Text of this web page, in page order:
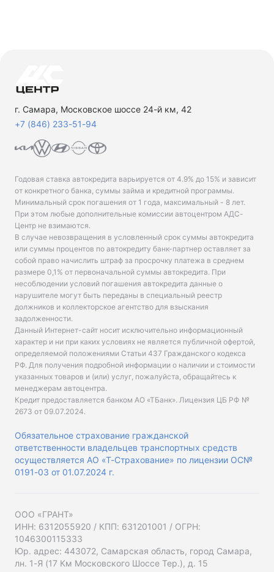
г. Самара, Московское шоссе 24-й км, 42
+7 (846) 233-51-94
Годовая ставка автокредита варьируется от 4.9% до 15% и зависит
от конкретного банка, суммы займа и кредитной программы.
Минимальный срок погашения от 1 года, максимальный - 8 лет.
При этом любые дополнительные комиссии автоцентром АДС-
Центр не взимаются.
В случае невозвращения в условленный срок суммы автокредита
или суммы процентов по автокредиту банк-партнер оставляет за
собой право начислить штраф за просрочку платежа в среднем
размере 0,1% от первоначальной суммы автокредита. При
несоблюдении условий погашения автокредита данные о
нарушителе могут быть переданы в специальный реестр
должников и коллекторское агентство для взыскания
задолженности.
Данный Интернет-сайт носит исключительно информационный
характер и ни при каких условиях не является публичной офертой,
определяемой положениями Статьи 437 Гражданского кодекса
РФ. Для получения подробной информации о наличии и стоимости
указанных товаров и (или) услуг, пожалуйста, обращайтесь к
менеджерам автоцентра.
Кредит предоставляется банком АО «ТБанк». Лицензия ЦБ РФ №
2673 от 09.07.2024.
Обязательное страхование гражданской
ответственности владельцев транспортных средств
осуществляется АО «Т-Страхование» по лицензии ОС№
0191-03 от 01.07.2024 г.
ООО «ГРАНТ»
ИНН: 6312055920 / КПП: 631201001 / ОГРН:
1046300115333
Юр. адрес: 443072, Самарская область, город Самара,
лн. 1-Я (17 Км Московского Шоссе Тер.), д. 15